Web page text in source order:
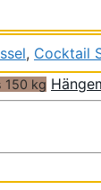
, Cocktail
150 kg